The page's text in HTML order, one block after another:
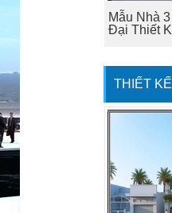
Mẫu Nhà
Đại Thiết
THIẾT